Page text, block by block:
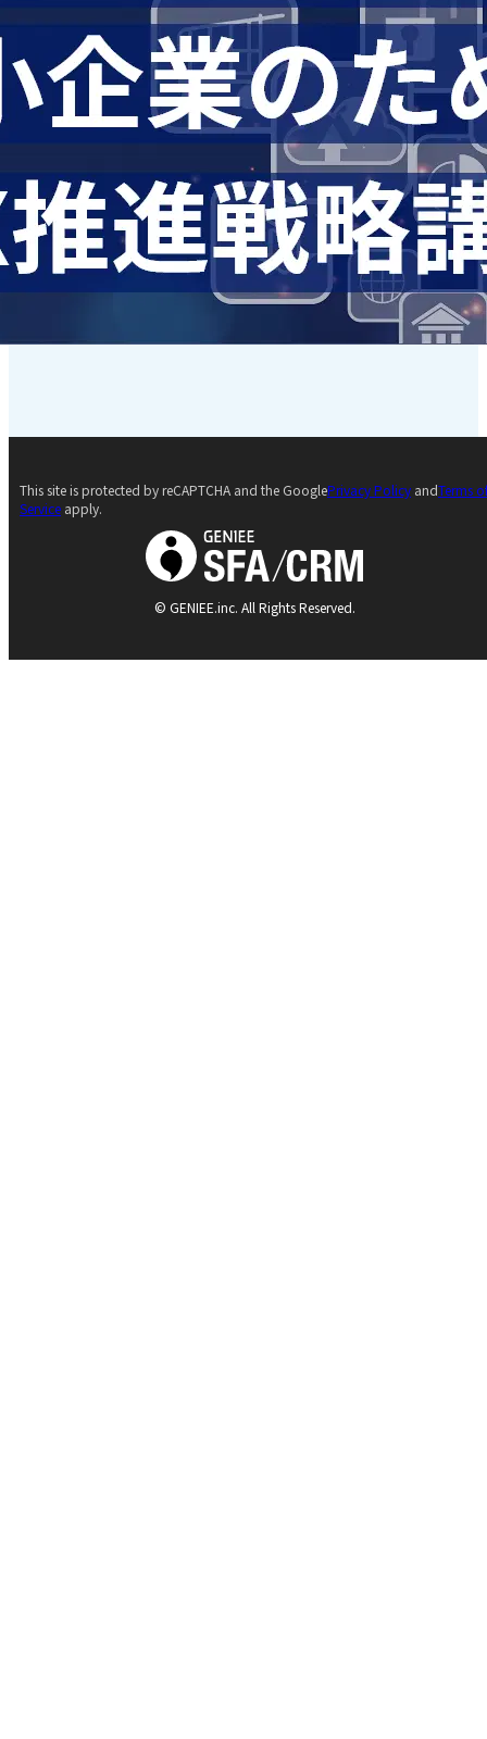
© GENIEE.inc. All Rights Reserved.
This site is protected by reCAPTCHA and the GooglePrivacy Policy andTerms
Service apply.